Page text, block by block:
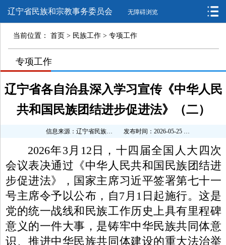
辽宁省民族和宗教事务委员会 无障碍浏览
当前位置： 首页 > 民族工作 > 专项工作
>>
专项工作
辽宁省各自治县深入学习宣传《中华人民
共和国民族团结进步促进法》（二）
信息来源：辽宁省民族和宗教事务委员会 发布时间：2026-05-25 09:36:44
2026年3月12日，十四届全国人大四次
会议表决通过《中华人民共和国民族团结进
步促进法》，国家主席习近平签署第七十一
号主席令予以公布，自7月1日起施行。这是
党的统一战线和民族工作历史上具有里程碑
意义的一件大事，是铸牢中华民族共同体意
识、推进中华民族共同体建设的重大法治举